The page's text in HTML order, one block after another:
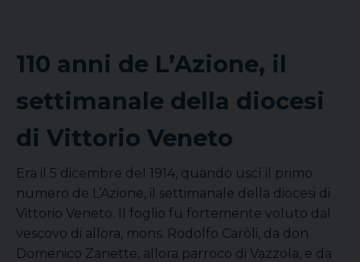
110 anni de L’Azione, il
settimanale della diocesi
di Vittorio Veneto
Era il 5 dicembre del 1914, quando uscì il primo
numero de L’Azione, il settimanale della diocesi di
Vittorio Veneto. Il foglio fu fortemente voluto dal
vescovo di allora, mons. Rodolfo Caròli, da don
Domenico Zanette, allora parroco di Vazzola, e da